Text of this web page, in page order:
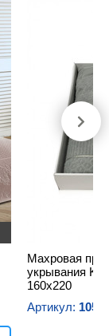
Махровая
укрывания
160х220
Артикул: